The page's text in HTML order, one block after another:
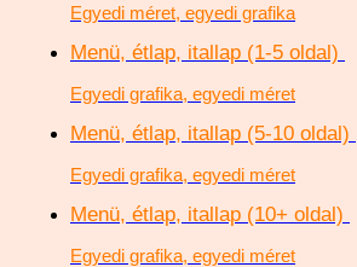
Egyedi méret, egyedi grafika
Menü, étlap, itallap (1-5 oldal)
Egyedi grafika, egyedi méret
Menü, étlap, itallap (5-10 oldal)
Egyedi grafika, egyedi méret
Menü, étlap, itallap (10+ oldal)
Egyedi grafika, egyedi méret